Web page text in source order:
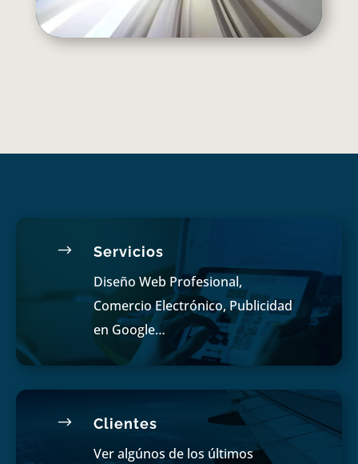
$ Servicios
Diseño Web Profesional,
Comercio Electrónico, Publicidad
en Google…
$ Clientes
Ver algúnos de los últimos